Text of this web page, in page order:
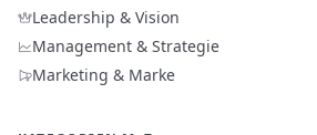
Leadership & Vision
Management & Strategie
Marketing & Marke